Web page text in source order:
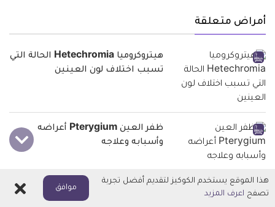
أمراض متعلقة
هيتروكروميا Hetechromia الحالة التي
تسبب اختلاف لون العينين
ظفر العين Pterygium أعراضه
وأسبابه وعلاجه
جلطة العين Eye Stroke أسبابها
هذا الموقع يستخدم الكوكيز لتقديم أفضل تجربة
تصفح اعرف المزيد
موافق اغلاق